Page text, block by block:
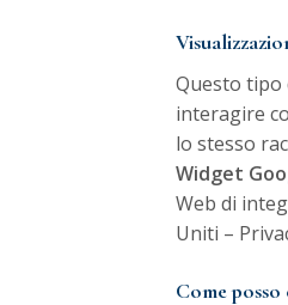
Questo tipo
interagire
lo stesso
Widget
Web di
Uniti –
Come